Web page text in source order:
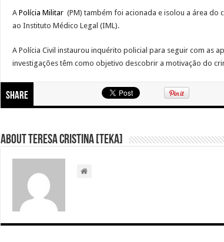
A Polícia Militar(PM) também foi acionada e isolou a área do
ao Instituto Médico Legal (IML).
A Polícia Civil instaurou inquérito policial para seguir com as
investigações têm como objetivo descobrir a motivação do
Share
About Teresa Cristina [Teka]